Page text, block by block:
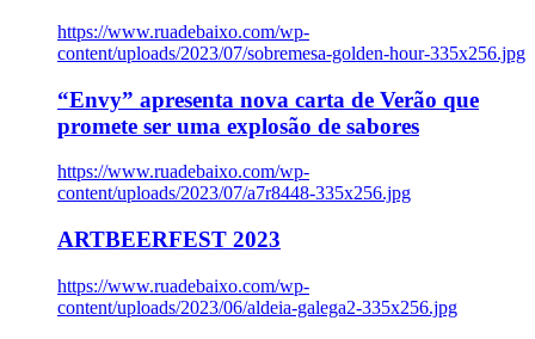
https://www.ruadebaixo.com/wp-
content/uploads/2023/07/sobremesa-golden-hour-335x256.jpg
“Envy” apresenta nova carta de Verão que
promete ser uma explosão de sabores
https://www.ruadebaixo.com/wp-
content/uploads/2023/07/a7r8448-335x256.jpg
ARTBEERFEST 2023
https://www.ruadebaixo.com/wp-
content/uploads/2023/06/aldeia-galega2-335x256.jpg